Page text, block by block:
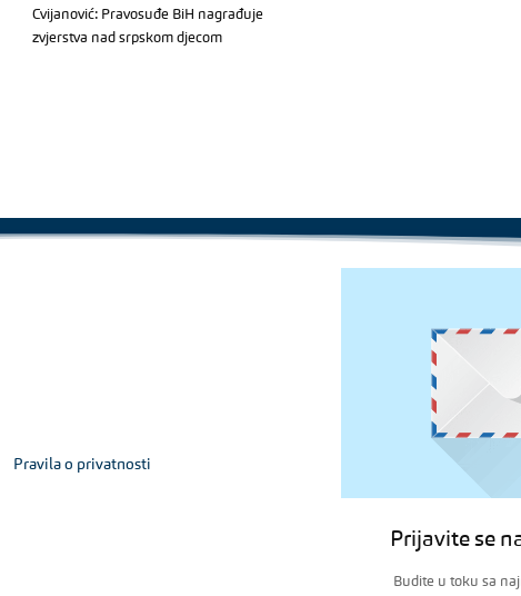
Cvijanović: Pravosuđe BiH nagrađuje
zvjerstva nad srpskom djecom
Pravila o privatnosti
Prijavite se
Budite u toku sa